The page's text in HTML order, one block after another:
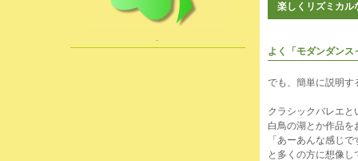
楽しくリズミカル
よく「モダンダン
でも、簡単に説明す
クラシックバレエ
白鳥の湖とか作品を
「あーあんな感じ
と多くの方に想像
-